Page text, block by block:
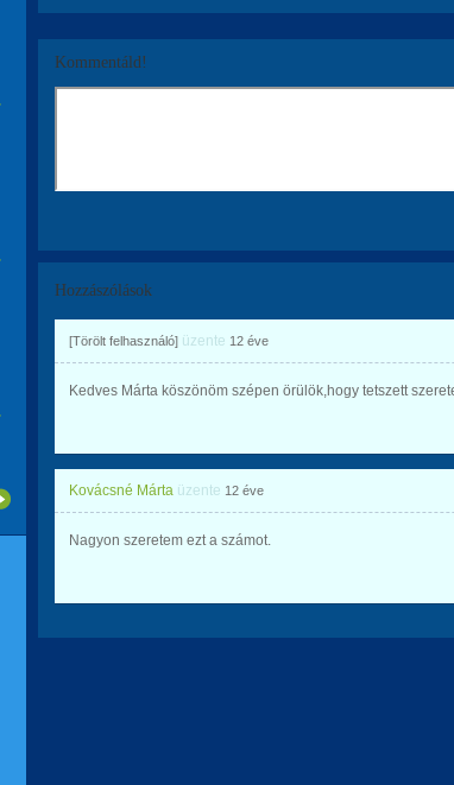
Kommentáld!
Hozzászólások
[Törölt felhasználó] üzente 12 éve
Kedves Márta köszönöm szépen örülök,hogy tetszett
Kovácsné Márta üzente 12 éve
Nagyon szeretem ezt a számot.